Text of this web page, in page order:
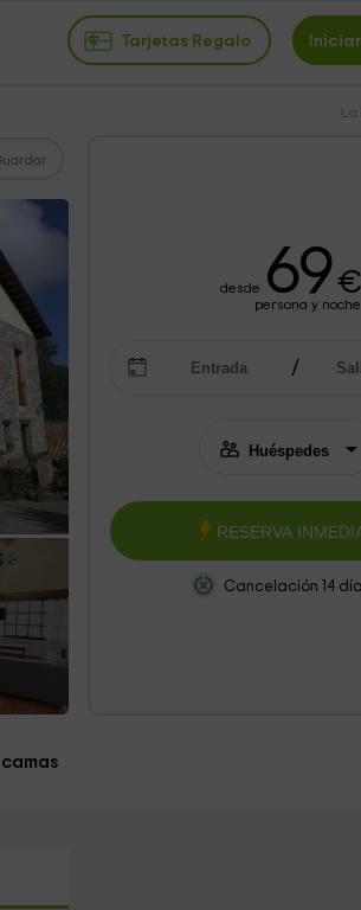
Tarjetas Regalo
La
desde 69€
persona y noche
RESERVA
Cancelación 14
camas